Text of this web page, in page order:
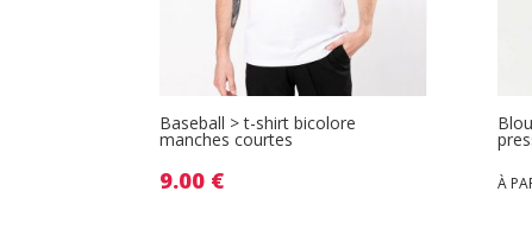
Baseball > t-shirt bicolore
manches courtes
9.00 € À